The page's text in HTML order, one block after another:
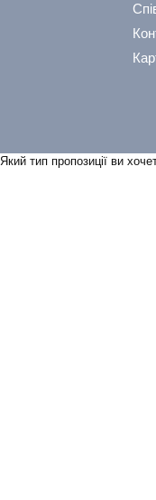
Який тип пропозицiї ви